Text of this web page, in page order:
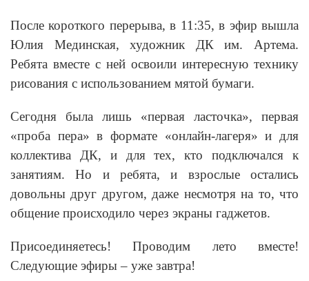
После короткого перерыва, в 11:35, в эфир вышла
Юлия Мединская, художник ДК им. Артема.
Ребята вместе с ней освоили интересную технику
рисования с использованием мятой бумаги.
Сегодня была лишь «первая ласточка», первая
«проба пера» в формате «онлайн-лагеря» и для
коллектива ДК, и для тех, кто подключался к
занятиям. Но и ребята, и взрослые остались
довольны друг другом, даже несмотря на то, что
общение происходило через экраны гаджетов.
Присоединяетесь! Проводим лето вместе!
Следующие эфиры – уже завтра!